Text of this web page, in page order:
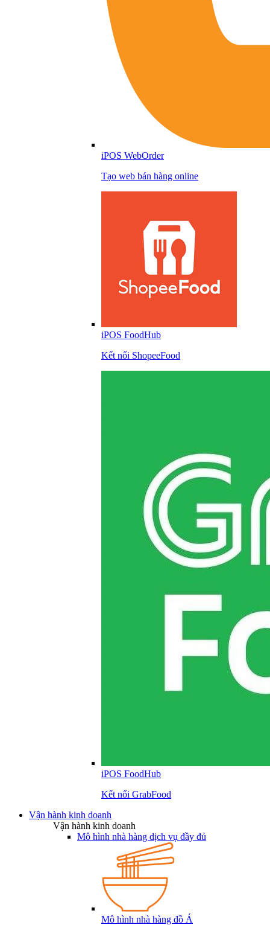
iPOS WebOrder
Tạo web bán hàng online
iPOS FoodHub
Kết nối ShopeeFood
iPOS FoodHub
Kết nối GrabFood
Vận hành kinh doanh
Vận hành kinh doanh
Mô hình nhà hàng dịch vụ đầy đủ
Mô hình nhà hàng đồ Á